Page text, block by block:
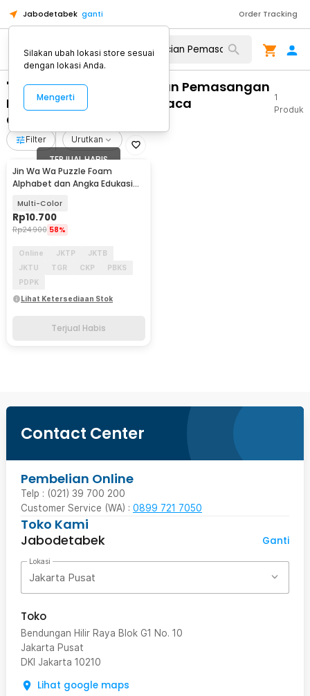
Jabodetabek ganti Order Tracking
"WA 0812 2782 5310 Rincian Pemasangan
Kusen Pintu Aluminium Kaca
Cangkringan Sleman"
1
Produk
Filter Urutkan
TERJUAL HABIS
Jin Wa Wa Puzzle Foam
Alphabet dan Angka Edukasi
Multi-Color
Rp10.700
Rp24.900 58%
Online JKTP
JKTB
JKTU
TGR CKP
PBKS
PDPK
Lihat Ketersediaan Stok
Terjual Habis
Contact Center
Pembelian Online
Telp : (021) 39 700 200
Customer Service (WA) : 0899 721 7050
Toko Kami
Jabodetabek
Ganti
Lokasi
Jakarta Pusat
Toko
Bendungan Hilir Raya Blok G1 No. 10
Jakarta Pusat
DKI Jakarta 10210
Lihat google maps
Silakan ubah lokasi store sesuai
dengan lokasi Anda.
Mengerti